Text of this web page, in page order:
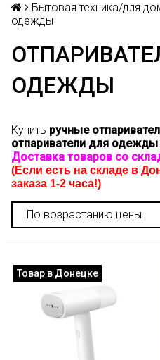
Бытовая техника/для
одежды
ОДЕЖДЫ
Купить ручные
отпариватели для одежды
Доставка товаров со
(Если есть на складе в
заказа 1-2 часа!)
Товар в Донецке